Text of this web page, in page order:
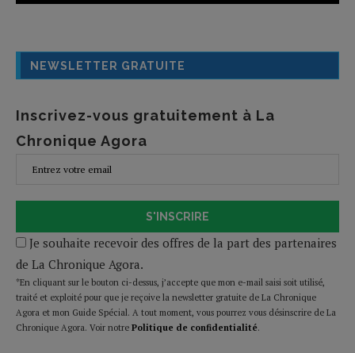
NEWSLETTER GRATUITE
Inscrivez-vous gratuitement à La
Chronique Agora
S'INSCRIRE
Je souhaite recevoir des offres de la part des partenaires
de La Chronique Agora.
*En cliquant sur le bouton ci-dessus, j’accepte que mon e-mail saisi soit utilisé,
traité et exploité pour que je reçoive la newsletter gratuite de La Chronique
Agora et mon Guide Spécial. A tout moment, vous pourrez vous désinscrire de La
Chronique Agora. Voir notre Politique de confidentialité.